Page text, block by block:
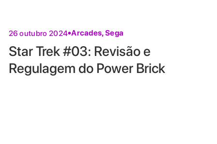
26 outubro 2024 Arcades,Sega
Star Trek #03: Revisão e
Regulagem do Power Brick